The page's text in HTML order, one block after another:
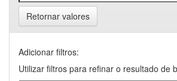
Retornar valores
Adicionar filtros:
Utilizar filtros para refinar o resultado de